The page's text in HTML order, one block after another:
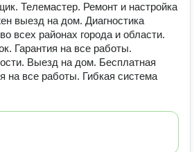
Телемастер. Ремонт и настройка
выезд на дом. Диагностика
всех районах города и области.
Гарантия на все работы.
Выезд на дом. Бесплатная
на все работы. Гибкая система